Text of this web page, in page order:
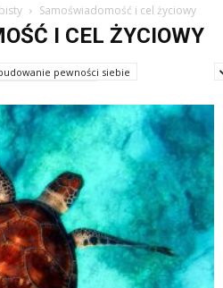
Samoświadomość i cel życiowy
I CEL ŻYCIOWY
pewności siebie